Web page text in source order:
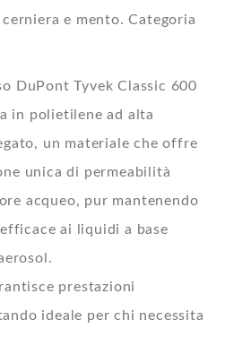
e mento. Categoria
DuPont Tyvek Classic 600
in polietilene ad alta
un materiale che offre
unica di permeabilità
acqueo, pur mantenendo
ai liquidi a base
prestazioni
ideale per chi necessita